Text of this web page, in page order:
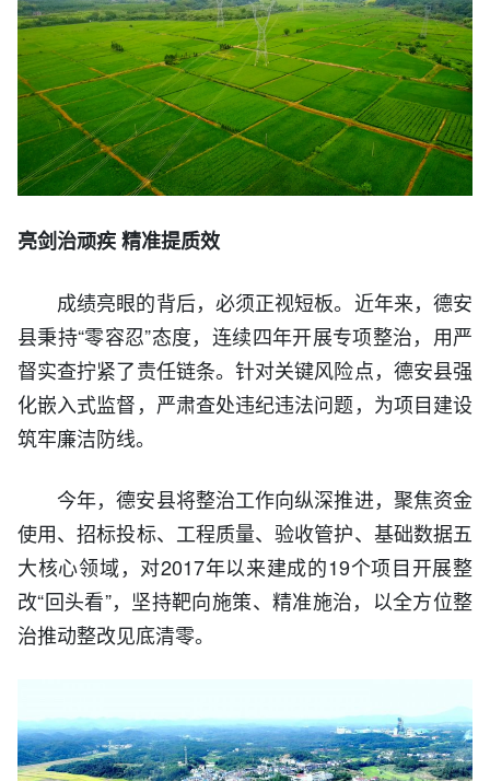
亮剑治顽疾 精准提质效
成绩亮眼的背后，必须正视短板。近年来，德安
县秉持“零容忍”态度，连续四年开展专项整治，用严
督实查拧紧了责任链条。针对关键风险点，德安县强
化嵌入式监督，严肃查处违纪违法问题，为项目建设
筑牢廉洁防线。
今年，德安县将整治工作向纵深推进，聚焦资金
使用、招标投标、工程质量、验收管护、基础数据五
大核心领域，对2017年以来建成的19个项目开展整
改“回头看”，坚持靶向施策、精准施治，以全方位整
治推动整改见底清零。